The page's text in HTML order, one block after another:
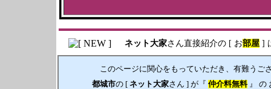
ネット大家さん直接紹介の [ お部屋 ]
このページに関心をもっていただき、有難うござ
都城市の [ ネット大家さん ] が『 仲介料無料』 の